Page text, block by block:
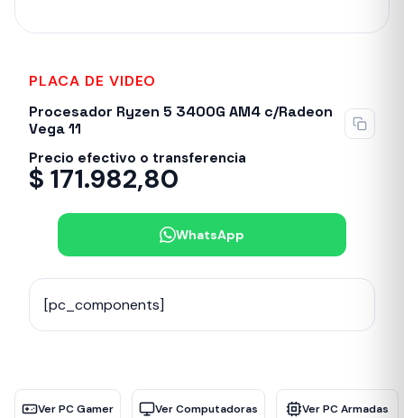
PLACA DE VIDEO
Procesador Ryzen 5 3400G AM4 c/Radeon
Vega 11
Precio efectivo o transferencia
$ 171.982,80
WhatsApp
[pc_components]
Ver PC Gamer Ver Computadoras Ver PC Armadas